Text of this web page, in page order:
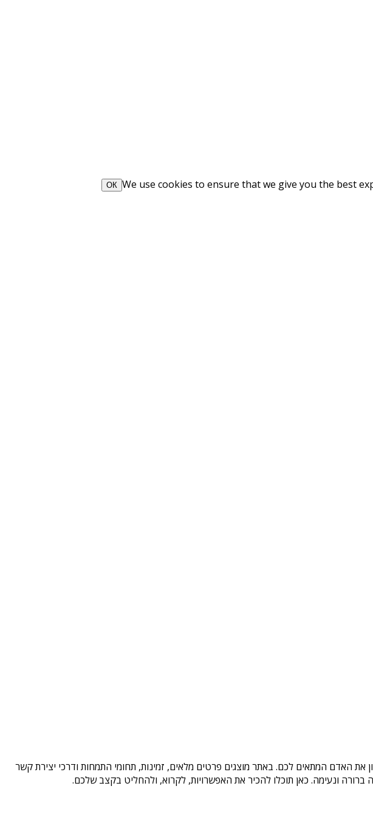
We use cookies to ensure that we give you the best
ОК
את האדם המתאים לכם. באתר מוצגים פרטים מלאים, זמינות, תחומי התמחות ודרכי יצירת קשר
ונעימה. כאן תוכלו להכיר את האפשרויות, לקרוא, ולהחליט בקצב שלכם.